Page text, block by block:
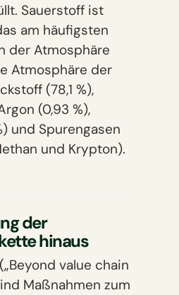
Sauerstoff ist
am häufigsten
der Atmosphäre
Atmosphäre der
(78,1 %),
(0,93 %),
und Spurengasen
und Krypton).
der
hinaus
value chain
Maßnahmen zum